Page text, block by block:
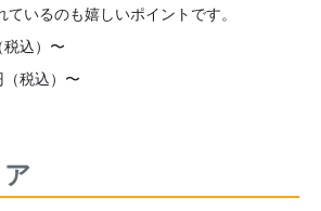
いるのも嬉しいポイントです。
込）〜
税込）〜